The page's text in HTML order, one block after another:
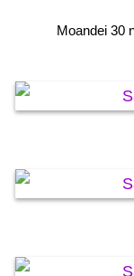
Moandei 30